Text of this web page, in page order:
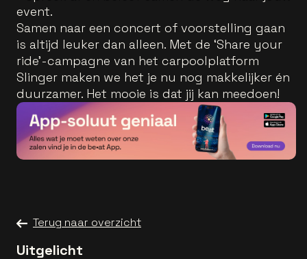
event.
Samen naar een concert of voorstelling gaan
is altijd leuker dan alleen. Met de ‘Share your
ride’-campagne van het carpoolplatform
Slinger maken we het je nu nog makkelijker én
duurzamer. Het mooie is dat jij kan meedoen!
Terug naar overzicht
Uitgelicht